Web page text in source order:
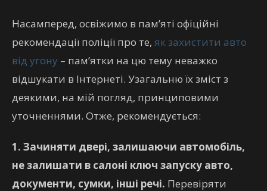
Насамперед, освіжимо в пам’яті офіційні
рекомендації поліції про те, як захистити авто
від угону – пам’ятки на цю тему неважко
відшукати в Інтернеті. Узагальню їх зміст з
деякими, на мій погляд, принциповими
уточненнями. Отже, рекомендується:
1. Зачиняти двері, залишаючи автомобіль,
не залишати в салоні ключ запуску авто,
документи, сумки, інші речі. Перевіряти